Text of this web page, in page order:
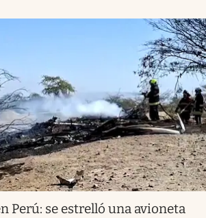
Perú: se estrelló una avioneta